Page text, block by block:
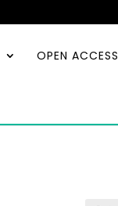
OPEN ACCESS